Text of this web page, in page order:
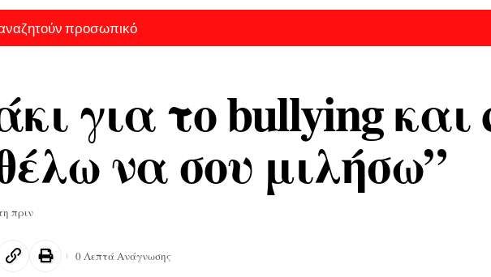
προσωπικό
για το bullying και
να σου μιλήσω”
πριν
0 Λεπτά Ανάγνωσης